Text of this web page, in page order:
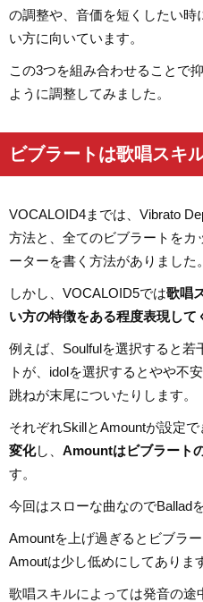
の調整や、音価を短くしたい
い方に向いています。
この3つを組み合わせることで
ように調整してみました。
ビブラートは歌唱スキ
VOCALOID4までは、Vibrato
方法と、全てのビブラートをカ
ーターを書く方法がありました。
しかし、VOCALOID5では歌唱
い方の特徴をある程度表現して
例えば、Soulfulを選択すると
トが、idolを選択するとやや不
跳ねが末尾についたりします。
それぞれSkillとAmountが設定で
変化し、 Amountはビブラート
す。
今回はスローな曲なのでBallad
Amountを上げ過ぎるとビブラ
Amoutは少し低めにしてありま
歌唱スキルによっては発音の途